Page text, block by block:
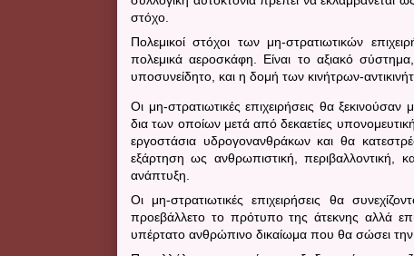
στόχο.
Πολεμικοί στόχοι των μη-στρατιωτικών
πολεμικά αεροσκάφη. Είναι το αξιακό
υποσυνείδητο, και η δομή των κινήτρων-
Οι μη-στρατιωτικές επιχειρήσεις θα
δια των οποίων μετά από δεκαετίες
εργοστάσια υδρογονανθράκων και θα
εξάρτηση ως ανθρωπιστική, περιβαλλοντική,
ανάπτυξη.
Οι μη-στρατιωτικές επιχειρήσεις θα
προεβάλλετο το πρότυπο της άτεκνης αλλά
υπέρτατο ανθρώπινο δικαίωμα που θα σώσει